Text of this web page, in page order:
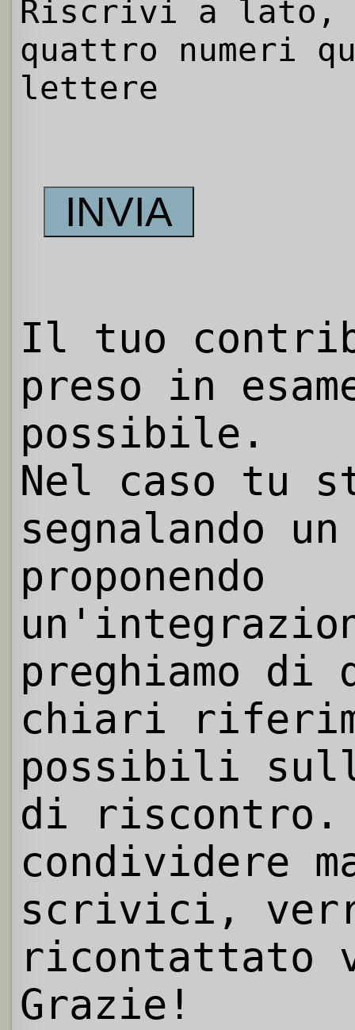
Riscrivi a
quattro numeri
lettere
Il tuo
preso in
possibile.
Nel caso tu
segnalando
proponendo
preghiamo
chiari
possibili
di riscontro.
condividere
scrivici,
ricontattato
Grazie!